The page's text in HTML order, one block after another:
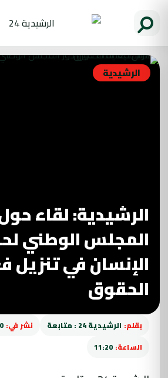
الرشيدية
الرشيدية: لقاء
المجلس الوطني
الإنسان في تنزيل
الحقوق
بقلم: الرشيدية 24 : متابعة نشر في: 20
الساعة: 11:20